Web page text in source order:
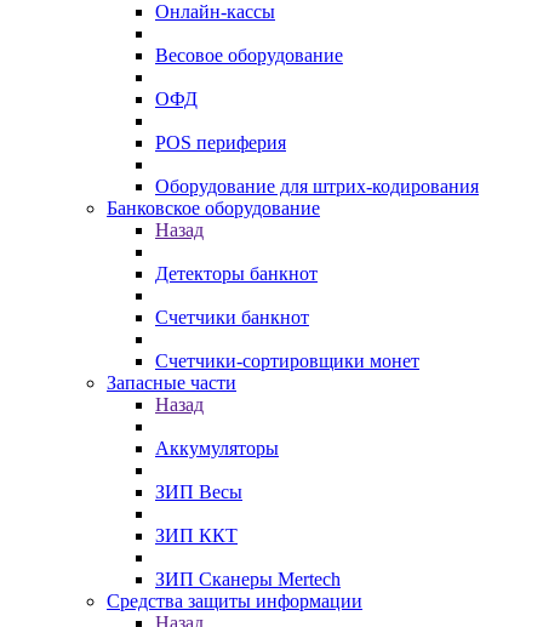
Онлайн-кассы
Весовое оборудование
ОФД
POS периферия
Оборудование для штрих-кодирования
Банковское оборудование
Назад
Детекторы банкнот
Счетчики банкнот
Счетчики-сортировщики монет
Запасные части
Назад
Аккумуляторы
ЗИП Весы
ЗИП ККТ
ЗИП Сканеры Mertech
Средства защиты информации
Назад